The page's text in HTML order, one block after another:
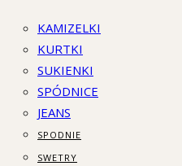
KAMIZELKI
KURTKI
SUKIENKI
SPÓDNICE
JEANS
SPODNIE
SWETRY